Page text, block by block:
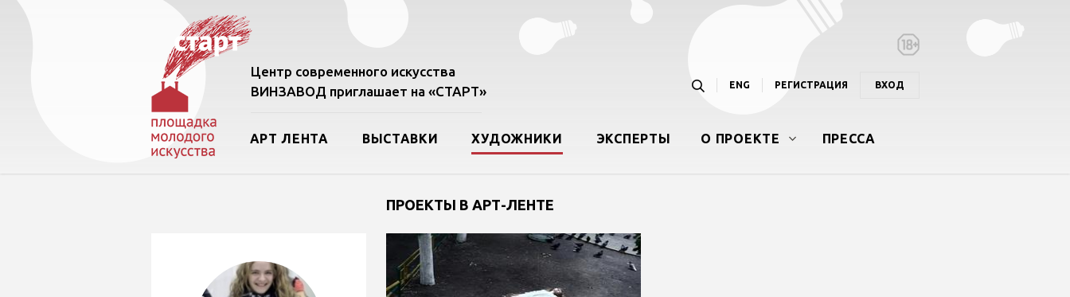
Центр современного искусства
ВИНЗАВОД приглашает на «СТАРТ»
ENG РЕГИСТРАЦИЯ ВХОД
АРТ ЛЕНТА ВЫСТАВКИ ХУДОЖНИКИ ЭКСПЕРТЫ О ПРОЕКТЕ ПРЕССА
ПРОЕКТЫ В АРТ-ЛЕНТЕ